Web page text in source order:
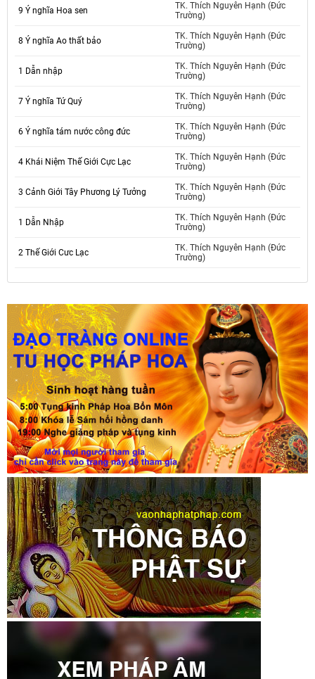
9 Ý nghĩa Hoa sen
TK. Thích Nguyên Hạnh (Đức
Trường)
8 Ý nghĩa Ao thất bảo
TK. Thích Nguyên Hạnh (Đức
Trường)
1 Dẫn nhập
TK. Thích Nguyên Hạnh (Đức
Trường)
7 Ý nghĩa Tứ Quý
TK. Thích Nguyên Hạnh (Đức
Trường)
6 Ý nghĩa tám nước công đức
TK. Thích Nguyên Hạnh (Đức
Trường)
4 Khái Niệm Thế Giới Cực Lạc
TK. Thích Nguyên Hạnh (Đức
Trường)
3 Cảnh Giới Tây Phương Lý Tưởng
TK. Thích Nguyên Hạnh (Đức
Trường)
1 Dẫn Nhập
TK. Thích Nguyên Hạnh (Đức
Trường)
2 Thế Giới Cưc Lạc
TK. Thích Nguyên Hạnh (Đức
Trường)